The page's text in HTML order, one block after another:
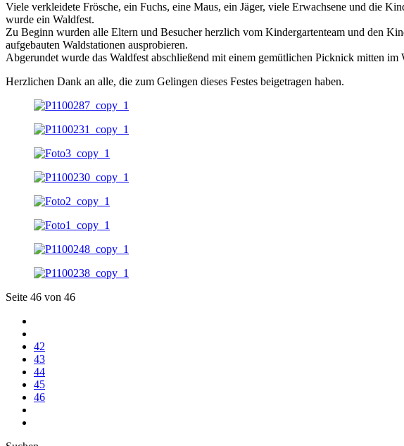
Viele verkleidete Frösche, ein Fuchs, eine Maus, ein Jäger, viele Erwachsene und die
wurde ein Waldfest.
Zu Beginn wurden alle Eltern und Besucher herzlich vom Kindergartenteam und den
aufgebauten Waldstationen ausprobieren.
Abgerundet wurde das Waldfest abschließend mit einem gemütlichen Picknick mitten im
Herzlichen Dank an alle, die zum Gelingen dieses Festes beigetragen haben.
Seite 46 von 46
42
43
44
45
46